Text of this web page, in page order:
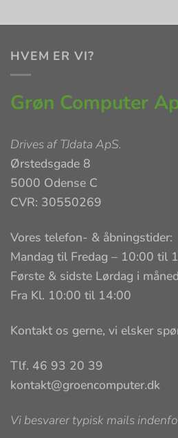
HVEM ER VI?
Grøn Computer
Drives afTJdata ApS.
Ørstedsgade 8
5000 Odense C
CVR: 30550269
Vores telefon- & åbningstider:
Mandag til Fredag – 10:00 til
Første & sidste Lørdag i
Fra Kl. 10:00 til 14:00
Kontakt os gerne, vi elsker
Tlf. 46 93 20 39
kontakt@groencomputer.dk
Vi besvarer typisk mails